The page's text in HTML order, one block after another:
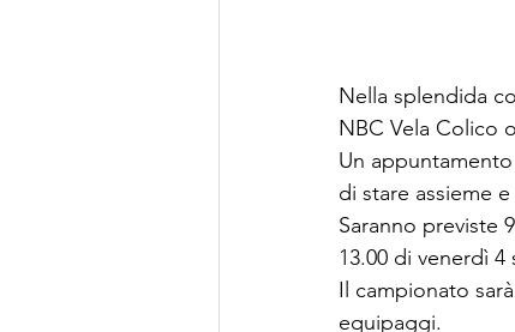
Nella splendida
NBC Vela Colico
Un
di stare assieme
Saranno previste
13.00 di venerdì 4
Il campionato
equipaggi.